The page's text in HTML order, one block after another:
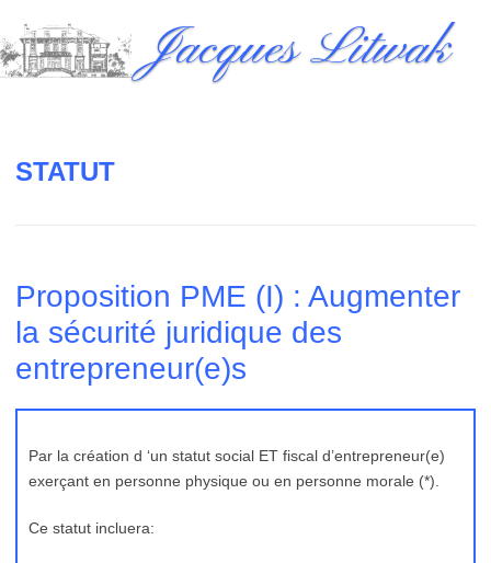
to
content
Jacques Litwak
STATUT
Proposition PME (I) : Augmenter
la sécurité juridique des
entrepreneur(e)s
Par la création d ‘un statut social ET fiscal d’entrepreneur(e)
exerçant en personne physique ou en personne morale (*).
Ce statut incluera: